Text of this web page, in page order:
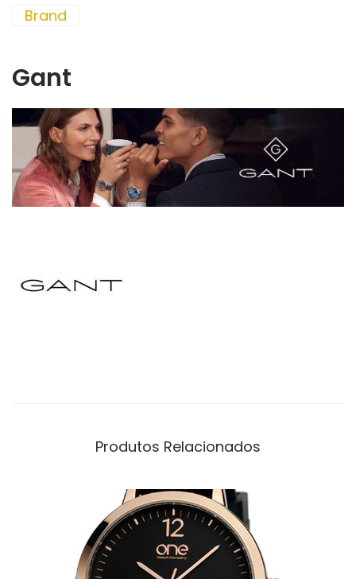
Brand
Gant
Produtos Relacionados